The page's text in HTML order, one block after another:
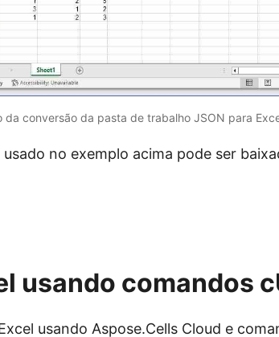
da conversão da pasta de trabalho JSON para
no exemplo acima pode ser
usando comandos
usando Aspose.Cells Cloud e